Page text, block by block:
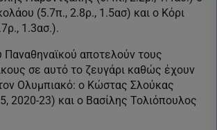
(5.7π., 2.8ρ., 1.5ασ) και ο Κόρι
1.3ασ.).
Παναθηναϊκού αποτελούν τους
σε αυτό το ζευγάρι καθώς έχουν
Ολυμπιακό: ο Κώστας Σλούκας
2020-23) και ο Βασίλης Τολιόπουλος